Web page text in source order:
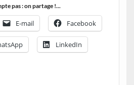
pas : on partage !...
E-mail Facebook
LinkedIn